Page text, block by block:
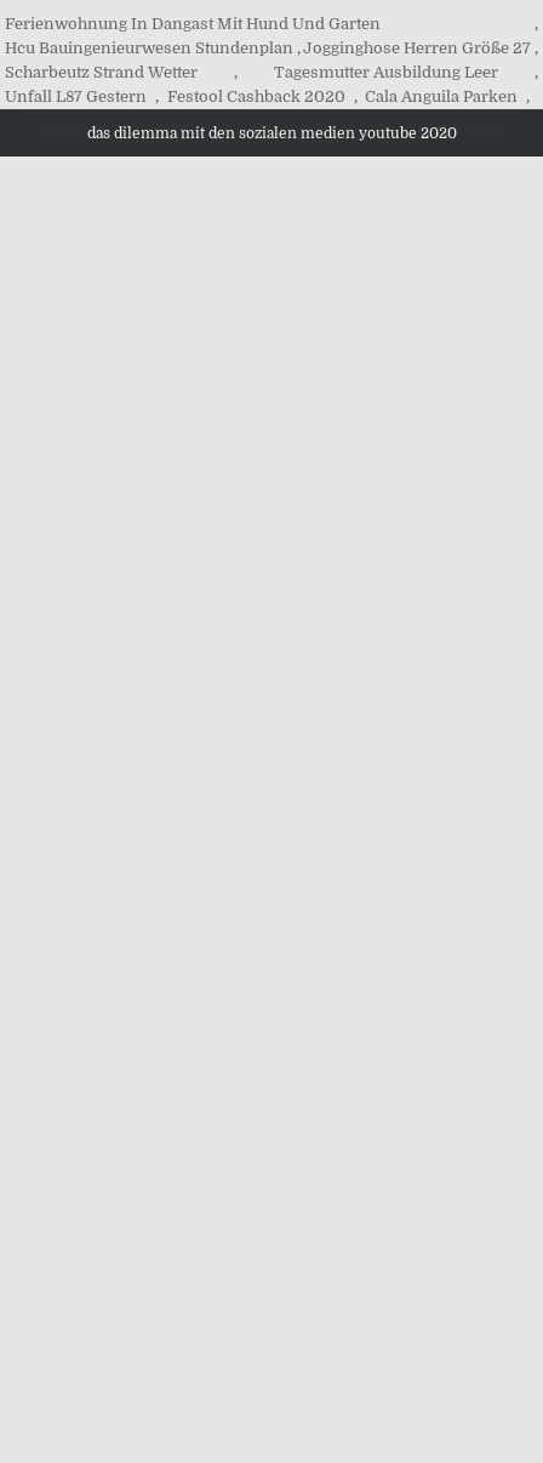
Ferienwohnung In Dangast Mit Hund Und Garten
,
Hcu Bauingenieurwesen Stundenplan ,Jogginghose Herren Größe 27 ,
Scharbeutz Strand Wetter
, Tagesmutter Ausbildung Leer
,
Unfall L87 Gestern , Festool Cashback 2020 , Cala Anguila Parken ,
das dilemma mit den sozialen medien youtube 2020